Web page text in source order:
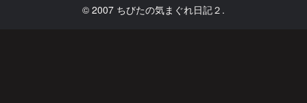
© 2007 ちびたの気まぐれ日記２.